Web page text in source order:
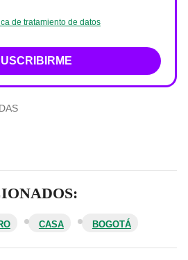
de tratamiento de datos
CASA BOGOTÁ